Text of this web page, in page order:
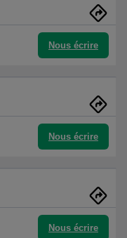
Nous écrire
Nous écrire
Nous écrire